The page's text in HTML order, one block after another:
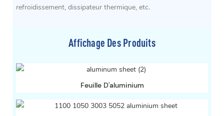
refroidissement, dissipateur thermique, etc.
Affichage Des Produits
Feuille D'aluminium